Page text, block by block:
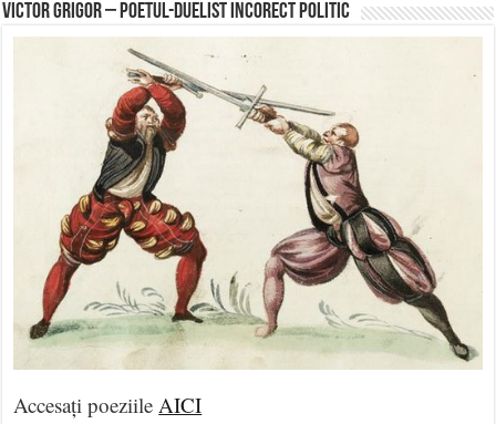
Victor Grigor – Poetul-Duelist Incorect Politic
Accesați poeziileAICI